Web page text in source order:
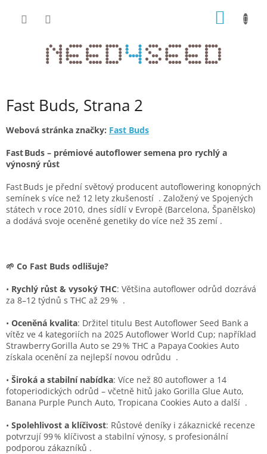
Fast Buds, Strana 2
Webová stránka značky: Fast Buds
Fast Buds – prémiové autoflower semena pro rychlý a
výnosný růst
Fast Buds je přední světový producent autoflowering konopných
semínek s více než 12 lety zkušeností . Založený ve Spojených
státech v roce 2010, dnes sídlí v Evropě (Barcelona, Španělsko)
a dodává svoje oceněné genetiky do více než 35 zemí .
🌱 Co Fast Buds odlišuje?
• Rychlý růst & vysoký THC: Většina autoflower odrůd dozrává
za 8–12 týdnů s THC až 29 % .
• Oceněná kvalita: Držitel titulu Best Autoflower Seed Bank a
vítěz ve 4 kategoriích na 2025 Autoflower World Cup; například
Strawberry Gorilla Auto se 29 % THC a Papaya Cookies Auto
získala ocenění za nejlepší novou odrůdu .
• Široká a stabilní nabídka: Více než 80 autoflower a 14
fotoperiodických odrůd – včetně hitů jako Gorilla Glue Auto,
Banana Purple Punch Auto, Tropicana Cookies Auto a další .
• Spolehlivost a klíčivost: Růstové deníky i zákaznické recenze
potvrzují 99 % klíčivost a stabilní výnosy, s profesionální
podporou zákazníků .